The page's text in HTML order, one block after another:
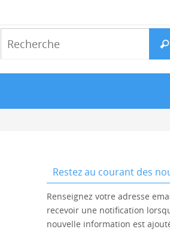
Restez au courant des
Renseignez votre adresse
recevoir une notification
nouvelle information est